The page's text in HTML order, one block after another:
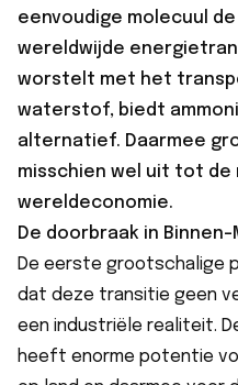
eenvoudige molecuul
wereldwijde
worstelt met het
waterstof, biedt
alternatief. Daarmee
misschien wel uit tot de
wereldeconomie.
De doorbraak in Binnen-
De eerste grootschalige
dat deze transitie geen
een industriële realiteit.
heeft enorme potentie